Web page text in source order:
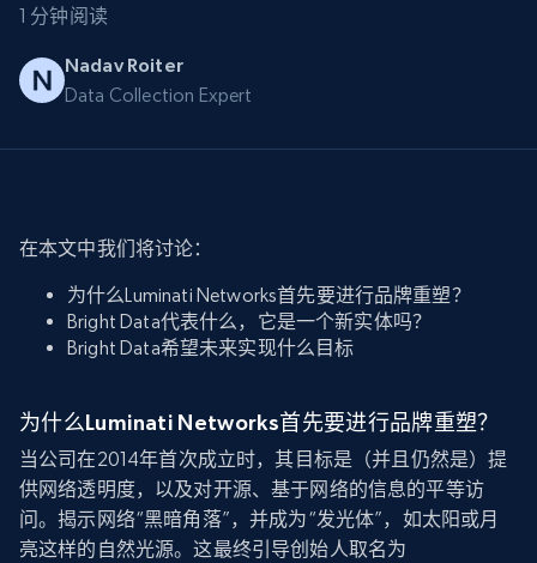
1 分钟阅读
Nadav Roiter
Data Collection Expert
在本文中我们将讨论：
为什么Luminati Networks首先要进行品牌重塑？
Bright Data代表什么，它是一个新实体吗？
Bright Data希望未来实现什么目标
为什么Luminati Networks首先要进行品牌重塑？
当公司在2014年首次成立时，其目标是（并且仍然是）提
供网络透明度，以及对开源、基于网络的信息的平等访
问。揭示网络“黑暗角落”，并成为“发光体”，如太阳或月
亮这样的自然光源。这最终引导创始人取名为